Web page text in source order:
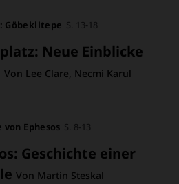
Göbeklitepe S. 13-18
: Neue Einblicke
Von Lee Clare, Necmi Karul
von Ephesos S. 8-13
: Geschichte einer
Von Martin Steskal